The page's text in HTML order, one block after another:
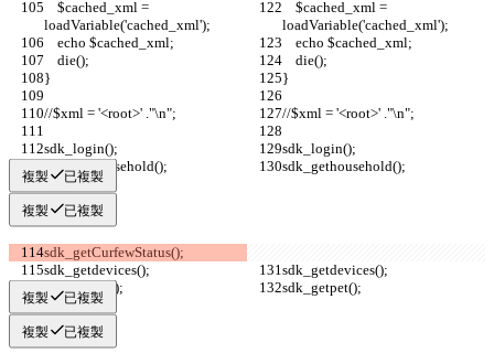
loadVariable('cached_xml');
loadVariable('cached_xml');
    echo $cached_xml;
    echo $cached_xml;
    die();
    die();
}
}
//$xml = '<root>' ."\n"; //$xml = '<root>' ."\n";
sdk_login();
sdk_login();
sdk_gethousehold();
sdk_gethousehold();
複製 已複製
複製 已複製
sdk_getCurfewStatus();
sdk_getdevices();
sdk_getdevices();
sdk_getpet();
sdk_getpet();
複製 已複製
複製 已複製